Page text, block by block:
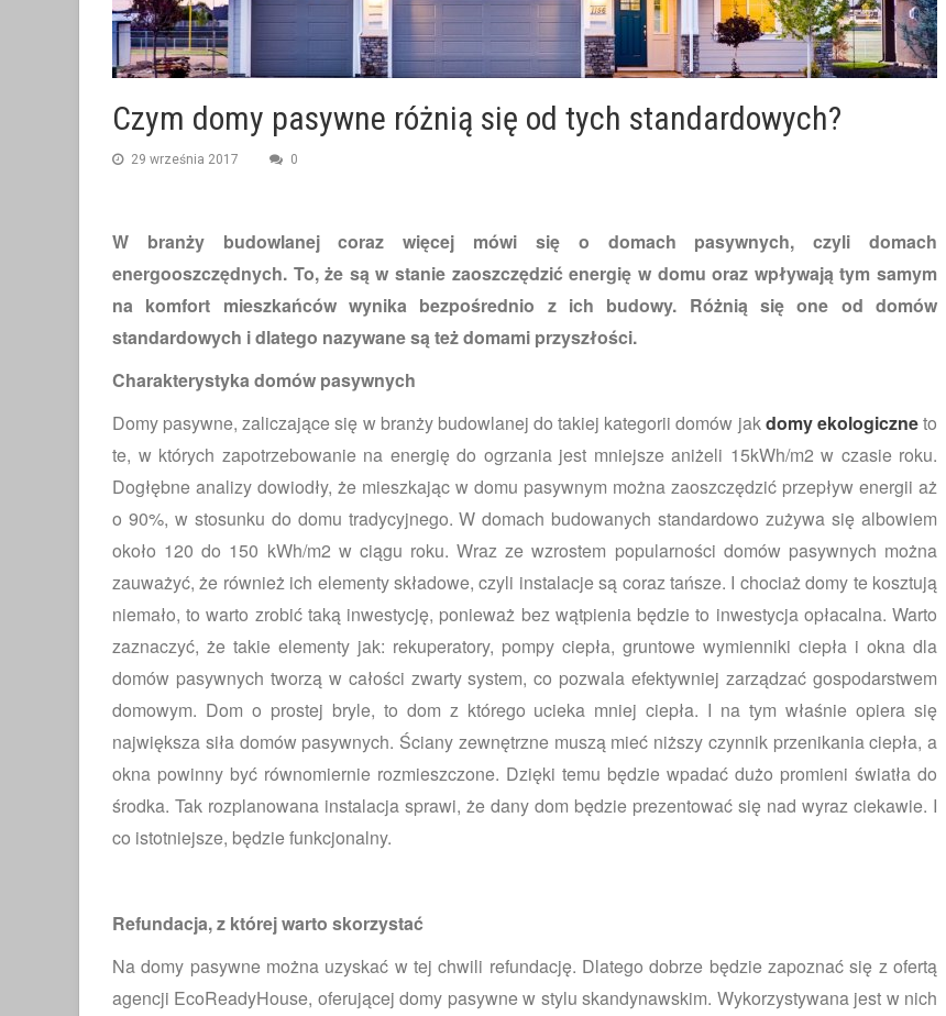
Czym domy pasywne różnią się od tych standardowych?
29 września 2017 0
W branży budowlanej coraz więcej mówi się o domach pasywnych, czyli domach
energooszczędnych. To, że są w stanie zaoszczędzić energię w domu oraz wpływają tym samym
na komfort mieszkańców wynika bezpośrednio z ich budowy. Różnią się one od domów
standardowych i dlatego nazywane są też domami przyszłości.
Charakterystyka domów pasywnych
Domy pasywne, zaliczające się w branży budowlanej do takiej kategorii domów jakdomy ekologiczneto
te, w których zapotrzebowanie na energię do ogrzania jest mniejsze aniżeli 15kWh/m2 w czasie roku.
Dogłębne analizy dowiodły, że mieszkając w domu pasywnym można zaoszczędzić przepływ energii aż
o 90%, w stosunku do domu tradycyjnego. W domach budowanych standardowo zużywa się albowiem
około 120 do 150 kWh/m2 w ciągu roku. Wraz ze wzrostem popularności domów pasywnych można
zauważyć, że również ich elementy składowe, czyli instalacje są coraz tańsze. I chociaż domy te kosztują
niemało, to warto zrobić taką inwestycję, ponieważ bez wątpienia będzie to inwestycja opłacalna. Warto
zaznaczyć, że takie elementy jak: rekuperatory, pompy ciepła, gruntowe wymienniki ciepła i okna dla
domów pasywnych tworzą w całości zwarty system, co pozwala efektywniej zarządzać gospodarstwem
domowym. Dom o prostej bryle, to dom z którego ucieka mniej ciepła. I na tym właśnie opiera się
największa siła domów pasywnych. Ściany zewnętrzne muszą mieć niższy czynnik przenikania ciepła, a
okna powinny być równomiernie rozmieszczone. Dzięki temu będzie wpadać dużo promieni światła do
środka. Tak rozplanowana instalacja sprawi, że dany dom będzie prezentować się nad wyraz ciekawie. I
co istotniejsze, będzie funkcjonalny.
Refundacja, z której warto skorzystać
Na domy pasywne można uzyskać w tej chwili refundację. Dlatego dobrze będzie zapoznać się z ofertą
agencji EcoReadyHouse, oferującej domy pasywne w stylu skandynawskim. Wykorzystywana jest w nich
SALON
PROWIZORYCZNY STYL W NASZYCH
SALONACH